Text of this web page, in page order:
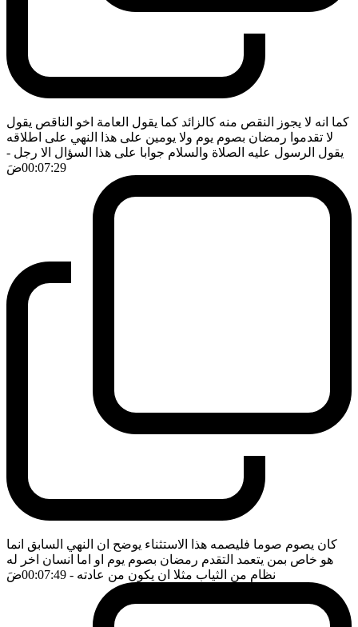
كما انه لا يجوز النقص منه كالزائد كما يقول العامة اخو الناقص يقول
لا تقدموا رمضان بصوم يوم ولا يومين على هذا النهي على اطلاقه
يقول الرسول عليه الصلاة والسلام جوابا على هذا السؤال الا رجل -
00:07:29ضَ
كان يصوم صوما فليصمه هذا الاستثناء يوضح ان النهي السابق انما
هو خاص بمن يتعمد التقدم رمضان بصوم يوم او اما انسان اخر له
نظام من الثياب مثلا ان يكون من عادته - 00:07:49 ضَ